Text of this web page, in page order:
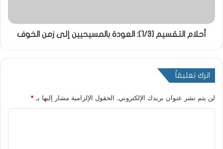
أحلام التقسيم [1/3]: العودة بالمسيحيين إلى زمن الخوف
اترك تعليقاً
لن يتم نشر عنوان بريدك الإلكتروني. الحقول الإلزامية مشار إليها بـ*